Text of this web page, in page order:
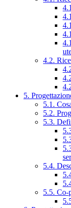
4.2.
5.
5.1.
5.2.
5.3.
5.4.
5.5. Co-